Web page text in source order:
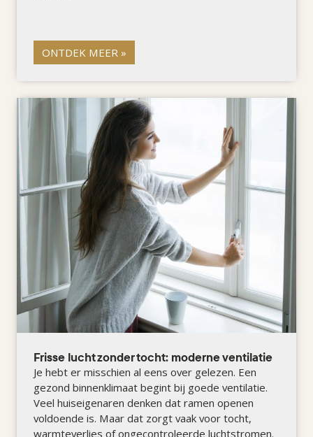
ONTDEK MEER »
Frisse lucht zonder tocht: moderne ventilatie
Je hebt er misschien al eens over gelezen. Een
gezond binnenklimaat begint bij goede ventilatie.
Veel huiseigenaren denken dat ramen openen
voldoende is. Maar dat zorgt vaak voor tocht,
warmteverlies of ongecontroleerde luchtstromen.